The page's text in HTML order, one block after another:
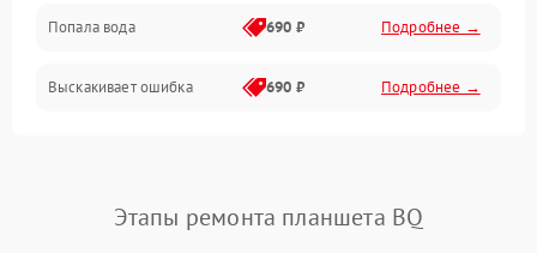
Разговор (микрофон, динамик)
Перегрев и нестабильная работа
Сеть и интернет
Попала вода 690 ₽ Подробнее →
Выскакивает ошибка 690 ₽ Подробнее →
Этапы ремонта планшета BQ